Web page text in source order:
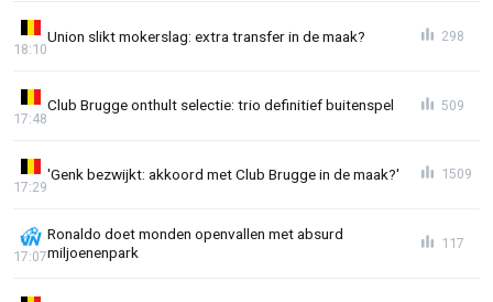
Union slikt mokerslag: extra transfer in de maak?
18:10
298
Club Brugge onthult selectie: trio definitief buitenspel
17:48
509
'Genk bezwijkt: akkoord met Club Brugge in de maak?'
17:29
1509
Ronaldo doet monden openvallen met absurd
miljoenenpark
17:07
117